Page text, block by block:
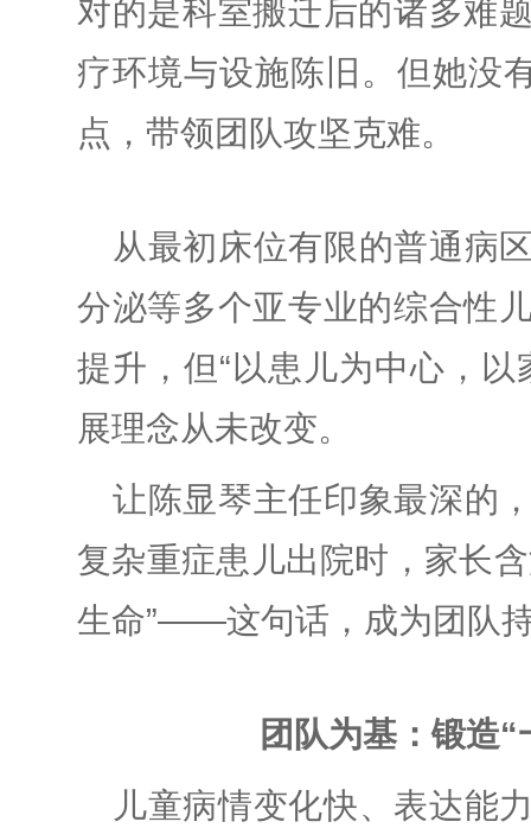
对的是科室搬迁后的诸多难
疗环境与设施陈旧。但她没
点，带领团队攻坚克难。
从最初床位有限的普通病
分泌等多个亚专业的综合性
提升，但“以患儿为中心，
展理念从未改变。
让陈显琴主任印象最深的
复杂重症患儿出院时，家长
生命”——这句话，成为团队
团队为基：锻造
儿童病情变化快、表达能